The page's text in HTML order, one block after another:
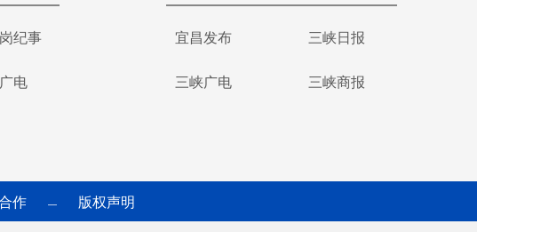
纪事
电
宜昌发布 三峡日报
三峡广电 三峡商报
作 — 版权声明